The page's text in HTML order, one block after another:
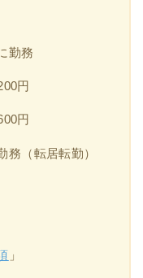
勤務
円
円
（転居転勤）
」